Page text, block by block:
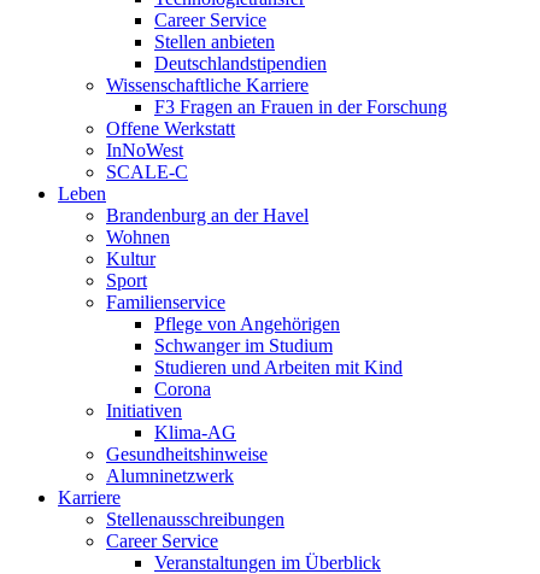
Career Service
Stellen anbieten
Deutschlandstipendien
Wissenschaftliche Karriere
F3 Fragen an Frauen in der Forschung
Offene Werkstatt
InNoWest
SCALE-C
Leben
Brandenburg an der Havel
Wohnen
Kultur
Sport
Familienservice
Pflege von Angehörigen
Schwanger im Studium
Studieren und Arbeiten mit Kind
Corona
Initiativen
Klima-AG
Gesundheitshinweise
Alumninetzwerk
Karriere
Stellenausschreibungen
Career Service
Veranstaltungen im Überblick